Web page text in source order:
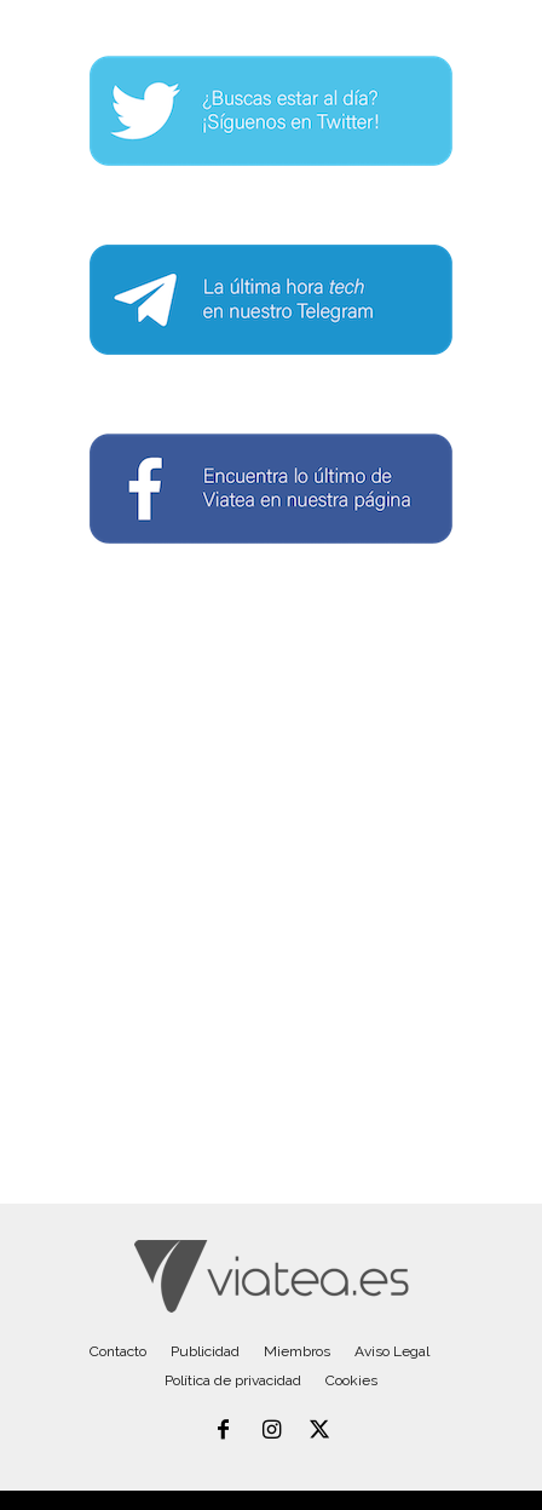
Contacto Publicidad Miembros
Aviso Legal
Política de privacidad
Cookies